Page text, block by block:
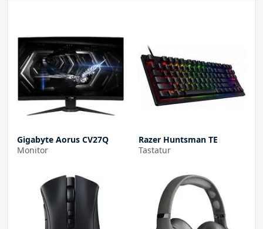
Gigabyte Aorus CV27Q
Monitor
Razer Huntsman TE
Tastatur